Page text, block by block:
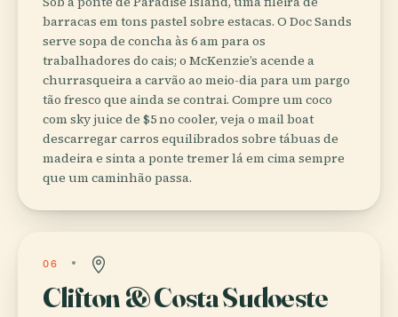
barracas em tons pastel sobre estacas. O Doc Sands
serve sopa de concha às 6 am para os
trabalhadores do cais; o McKenzie’s acende a
churrasqueira a carvão ao meio-dia para um pargo
tão fresco que ainda se contrai. Compre um coco
com sky juice de $5 no cooler, veja o mail boat
descarregar carros equilibrados sobre tábuas de
madeira e sinta a ponte tremer lá em cima sempre
que um caminhão passa.
06
Clifton & Costa Sudoeste